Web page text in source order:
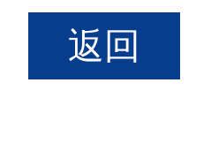
返回